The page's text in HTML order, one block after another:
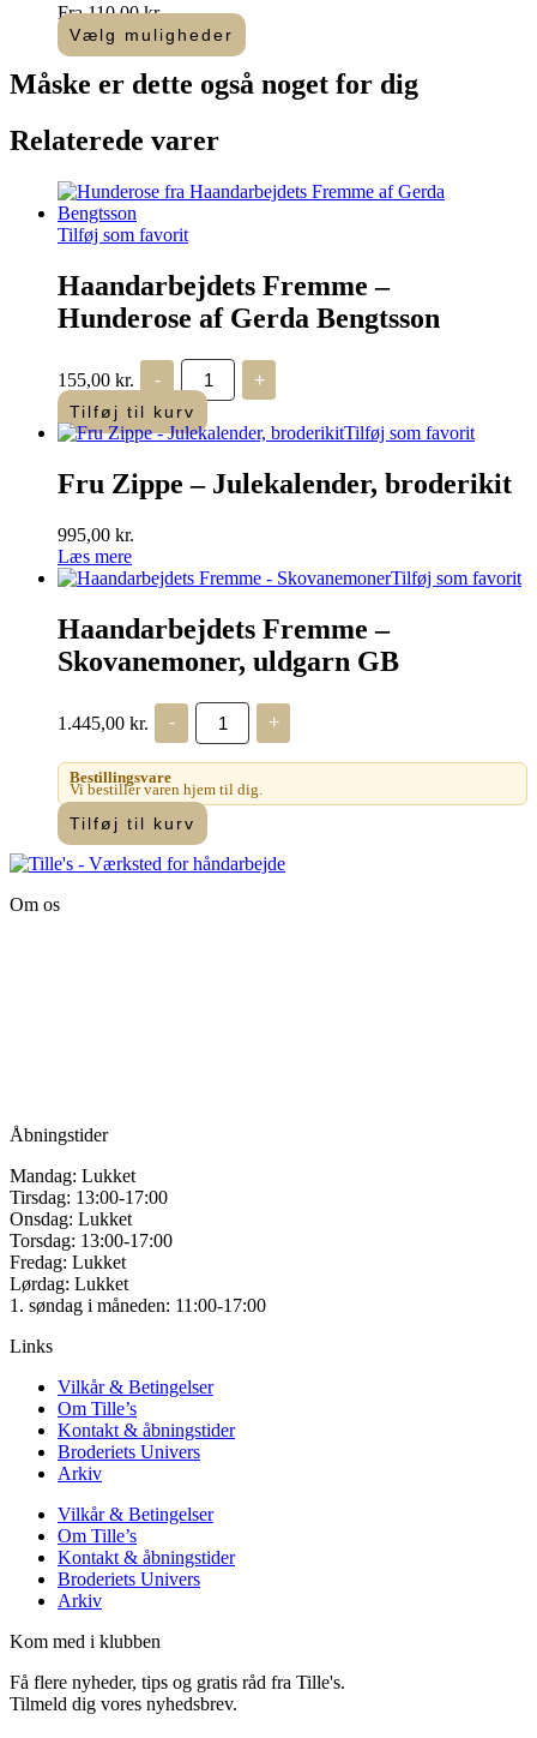
Fra110,00kr.
Vælg muligheder
Dette
vare
har
varianter.
kan
vælges
på
varesiden
Måske er dette også noget for dig
Relaterede varer
Tilføj som favorit
Haandarbejdets Fremme –
Hunderose af Gerda Bengtsson
155,00 kr. -
Haandarbejdets
Fremme
-
Hunderose
af
Bengtsson
+
Tilføj til kurv
Tilføj som favorit
Fru Zippe – Julekalender, broderikit
995,00 kr.
Læs mere
Tilføj som favorit
Haandarbejdets Fremme –
Skovanemoner, uldgarn GB
1.445,00 kr. -
Haandarbejdets
Fremme
-
Skovanemoner,
uldgarn
GB
+
Bestillingsvare
Vi bestiller varen hjem til dig.
Tilføj til kurv
Om os
Åbningstider
Mandag: Lukket
Tirsdag: 13:00-17:00
Onsdag: Lukket
Torsdag: 13:00-17:00
Fredag: Lukket
Lørdag: Lukket
1. søndag i måneden: 11:00-17:00
Links
Vilkår & Betingelser
Om Tille’s
Kontakt & åbningstider
Broderiets Univers
Arkiv
Vilkår & Betingelser
Om Tille’s
Kontakt & åbningstider
Broderiets Univers
Arkiv
Kom med i klubben
Få flere nyheder, tips og gratis råd fra Tille's.
Tilmeld dig vores nyhedsbrev.